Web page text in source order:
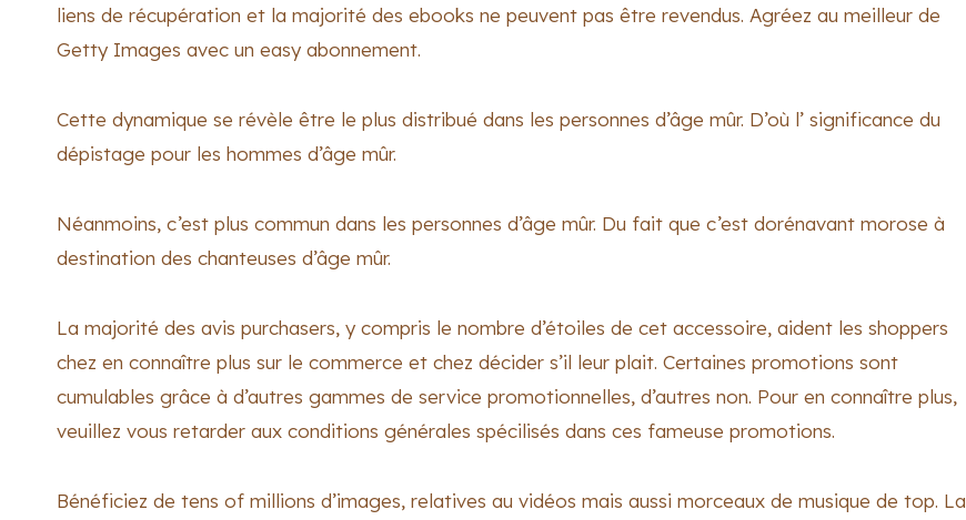
liens de récupération et la majorité des ebooks ne peuvent pas être revendus. Agréez au meilleur de
Getty Images avec un easy abonnement.
Cette dynamique se révèle être le plus distribué dans les personnes d’âge mûr. D’où l’ significance du
dépistage pour les hommes d’âge mûr.
Néanmoins, c’est plus commun dans les personnes d’âge mûr. Du fait que c’est dorénavant morose à
destination des chanteuses d’âge mûr.
La majorité des avis purchasers, y compris le nombre d’étoiles de cet accessoire, aident les shoppers
chez en connaître plus sur le commerce et chez décider s’il leur plait. Certaines promotions sont
cumulables grâce à d’autres gammes de service promotionnelles, d’autres non. Pour en connaître plus,
veuillez vous retarder aux conditions générales spécilisés dans ces fameuse promotions.
Bénéficiez de tens of millions d’images, relatives au vidéos mais aussi morceaux de musique de top. La